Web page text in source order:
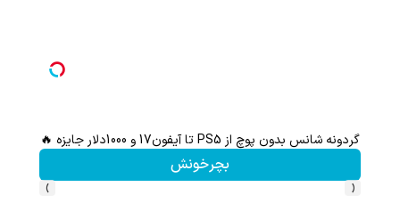
گردونه شانس بدون پوچ از PS5 تا آیفون17 و 1000دلار جایزه 🔥
بچرخونش
‹
›